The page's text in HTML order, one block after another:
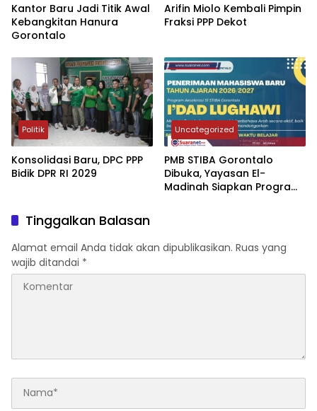
Kantor Baru Jadi Titik Awal
Kebangkitan Hanura
Gorontalo
Arifin Miolo Kembali Pimpin
Fraksi PPP Dekot
Politik
Konsolidasi Baru, DPC PPP
Bidik DPR RI 2029
Uncategorized
‎PMB STIBA Gorontalo
Dibuka, Yayasan El-
Madinah Siapkan Program
Tinggalkan Balasan
Alamat email Anda tidak akan dipublikasikan. Ruas yang
wajib ditandai *